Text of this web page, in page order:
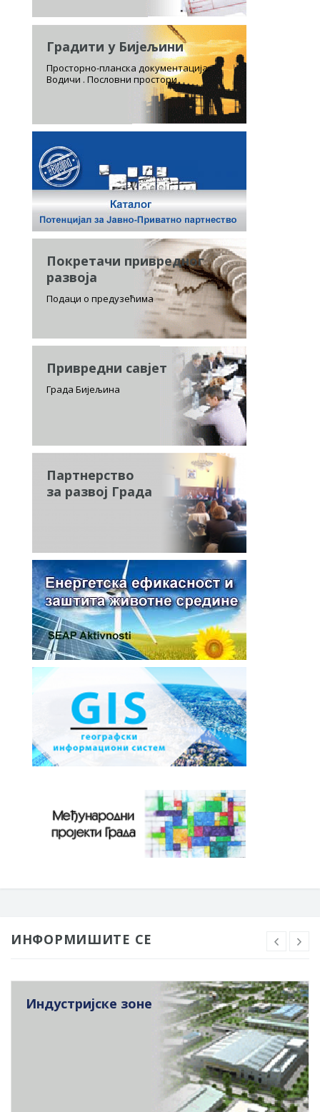
Градити у Бијељини
Просторно-планска документација.
Водичи . Пословни простори
Покретачи привредног
развоја
Подаци о предузећима
Привредни савјет
Града Бијељина
Партнерство
за развој Града
ИНФОРМИШИТЕ СЕ
Индустријске зоне